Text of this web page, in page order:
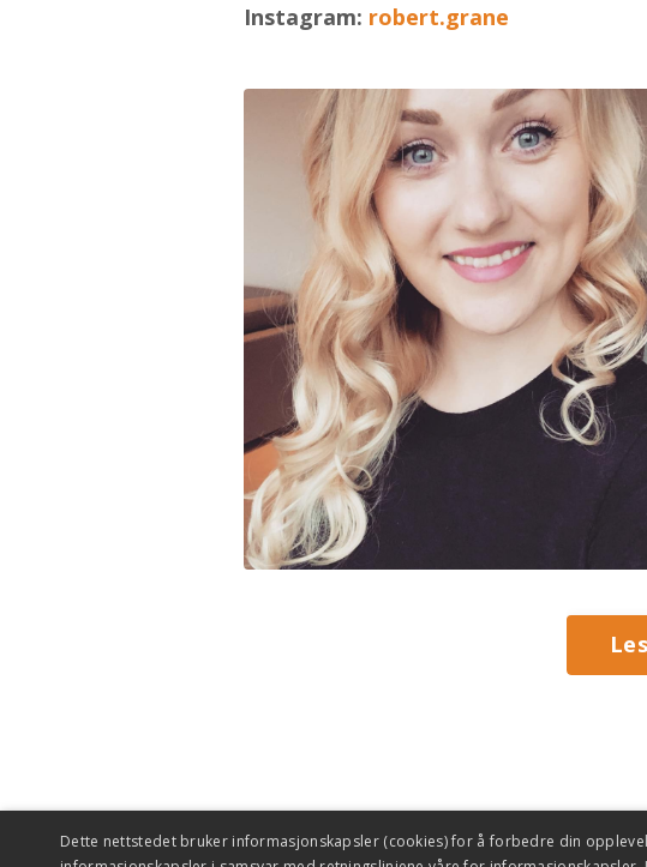
Instagram: robert.grane
Dette nettstedet bruker informasjonskapsler (cookies) for å forbedre din